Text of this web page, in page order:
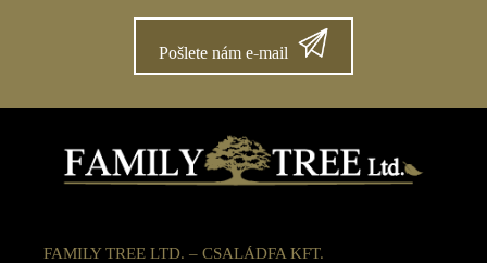
Pošlete nám e-mail
FAMILY TREE LTD. – CSALÁDFA KFT.